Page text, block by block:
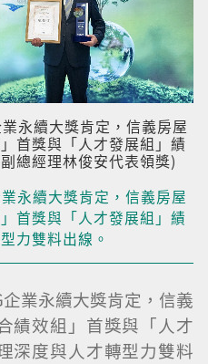
永續大獎肯定，信義房屋
首獎與「人才發展組」績
總經理林俊安代表領獎)
永續大獎肯定，信義房屋
首獎與「人才發展組」績
力雙料出線。
業永續大獎肯定，信義
績效組」首獎與「人才
深度與人才轉型力雙料